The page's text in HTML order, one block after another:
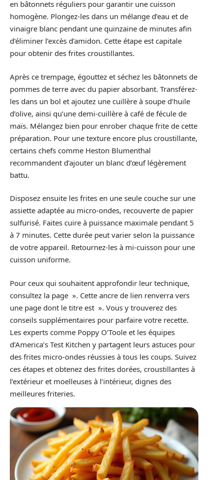
en bâtonnets réguliers pour garantir une cuisson
homogène. Plongez-les dans un mélange d’eau et de
vinaigre blanc pendant une quinzaine de minutes afin
d’éliminer l’excès d’amidon. Cette étape est capitale
pour obtenir des frites croustillantes.
Après ce trempage, égouttez et séchez les bâtonnets de
pommes de terre avec du papier absorbant. Transférez-
les dans un bol et ajoutez une cuillère à soupe d’huile
d’olive, ainsi qu’une demi-cuillère à café de fécule de
maïs. Mélangez bien pour enrober chaque frite de cette
préparation. Pour une texture encore plus croustillante,
certains chefs comme Heston Blumenthal
recommandent d’ajouter un blanc d’œuf légèrement
battu.
Disposez ensuite les frites en une seule couche sur une
assiette adaptée au micro-ondes, recouverte de papier
sulfurisé. Faites cuire à puissance maximale pendant 5
à 7 minutes. Cette durée peut varier selon la puissance
de votre appareil. Retournez-les à mi-cuisson pour une
cuisson uniforme.
Pour ceux qui souhaitent approfondir leur technique,
consultez la page ». Cette ancre de lien renverra vers
une page dont le titre est ». Vous y trouverez des
conseils supplémentaires pour parfaire votre recette.
Les experts comme Poppy O’Toole et les équipes
d’America’s Test Kitchen y partagent leurs astuces pour
des frites micro-ondes réussies à tous les coups. Suivez
ces étapes et obtenez des frites dorées, croustillantes à
l’extérieur et moelleuses à l’intérieur, dignes des
meilleures friteries.